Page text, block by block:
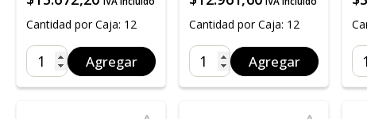
Cantidad por Caja: 12
Agregar
Cantidad por Caja: 12
Agregar